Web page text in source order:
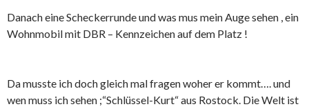
Danach eine Scheckerrunde und was mus mein Auge sehen , ein
Wohnmobil mit DBR – Kennzeichen auf dem Platz !
Da musste ich doch gleich mal fragen woher er kommt…. und
wen muss ich sehen ;“Schlüssel-Kurt“ aus Rostock. Die Welt ist